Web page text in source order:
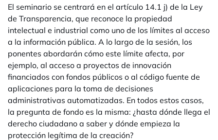
El seminario se centrará en el artículo 14.1 j) de la Ley
de Transparencia, que reconoce la propiedad
intelectual e industrial como uno de los límites al acceso
a la información pública. A lo largo de la sesión, los
ponentes abordarán cómo este límite afecta, por
ejemplo, al acceso a proyectos de innovación
financiados con fondos públicos o al código fuente de
aplicaciones para la toma de decisiones
administrativas automatizadas. En todos estos casos,
la pregunta de fondo es la misma: ¿hasta dónde llega el
derecho ciudadano a saber y dónde empieza la
protección legítima de la creación?